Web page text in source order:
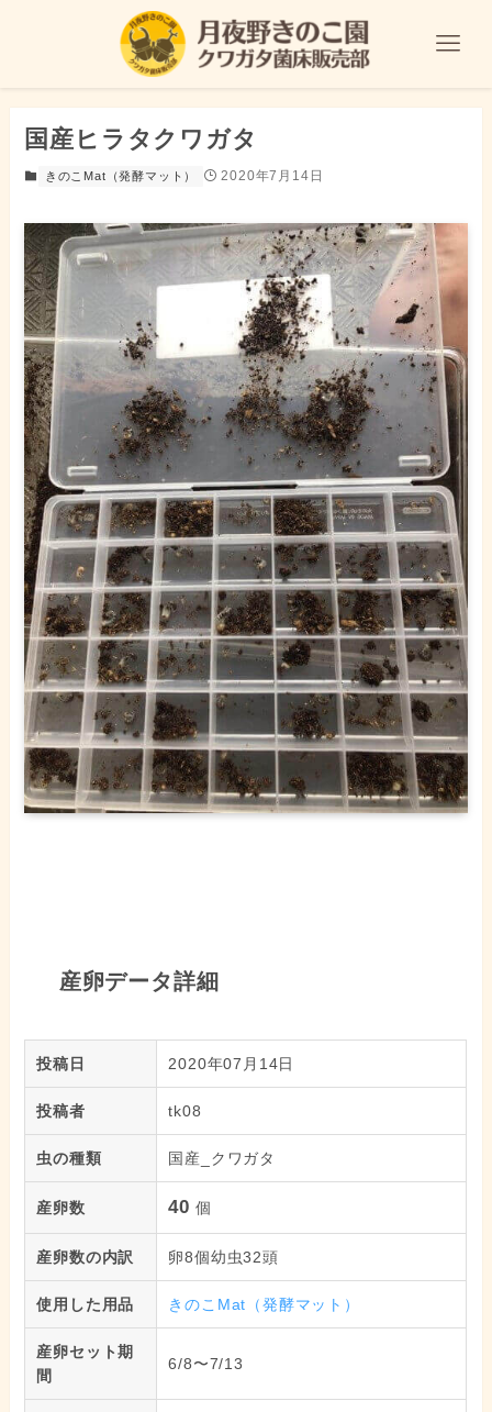
国産ヒラタクワガタ
きのこMat（発酵マット） 2020年7月14日
産卵データ詳細
投稿日 2020年07月14日
投稿者 tk08
虫の種類 国産_クワガタ
産卵数 40 個
産卵数の内訳 卵8個幼虫32頭
使用した用品 きのこMat（発酵マット）
産卵セット期
間
6/8〜7/13